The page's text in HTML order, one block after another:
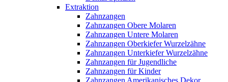
Extraktion
Zahnzangen
Zahnzangen Obere Molaren
Zahnzangen Untere Molaren
Zahnzangen Oberkiefer Wurzelzähne
Zahnzangen Unterkiefer Wurzelzähne
Zahnzangen für Jugendliche
Zahnzangen für Kinder
Zahnzangen Amerikanisches Dekor